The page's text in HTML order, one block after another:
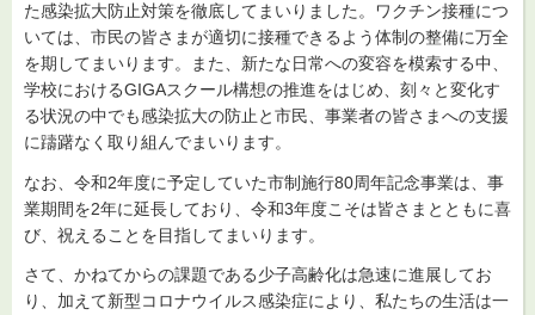
た感染拡大防止対策を徹底してまいりました。ワクチン接種につ
いては、市民の皆さまが適切に接種できるよう体制の整備に万全
を期してまいります。また、新たな日常への変容を模索する中、
学校におけるGIGAスクール構想の推進をはじめ、刻々と変化す
る状況の中でも感染拡大の防止と市民、事業者の皆さまへの支援
に躊躇なく取り組んでまいります。
なお、令和2年度に予定していた市制施行80周年記念事業は、事
業期間を2年に延長しており、令和3年度こそは皆さまとともに喜
び、祝えることを目指してまいります。
さて、かねてからの課題である少子高齢化は急速に進展してお
り、加えて新型コロナウイルス感染症により、私たちの生活は一